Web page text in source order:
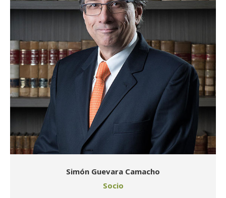
Simón Guevara Camacho
Socio